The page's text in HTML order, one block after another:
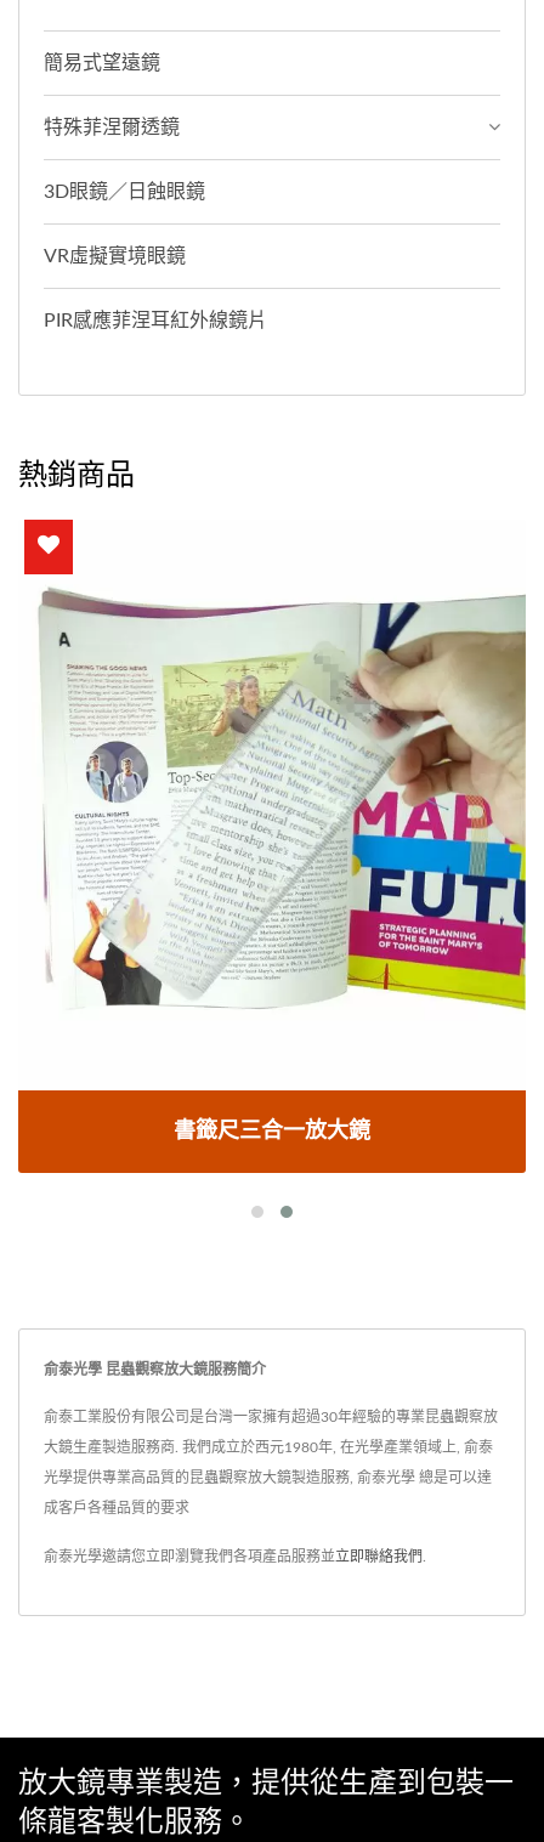
簡易式望遠鏡
特殊菲涅爾透鏡
3D眼鏡／日蝕眼鏡
VR虛擬實境眼鏡
PIR感應菲涅耳紅外線鏡片
熱銷商品
書籤尺三合一放大鏡
俞泰光學 昆蟲觀察放大鏡服務簡介
俞泰工業股份有限公司是台灣一家擁有超過30年經驗的專業昆蟲觀察放
大鏡生產製造服務商. 我們成立於西元1980年, 在光學產業領域上, 俞泰
光學提供專業高品質的昆蟲觀察放大鏡製造服務, 俞泰光學 總是可以達
成客戶各種品質的要求
俞泰光學邀請您立即瀏覽我們各項產品服務並 立即聯絡我們
放大鏡專業製造，提供從生產到包裝一
條龍客製化服務。